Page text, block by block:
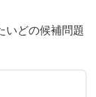
いどの候補問題